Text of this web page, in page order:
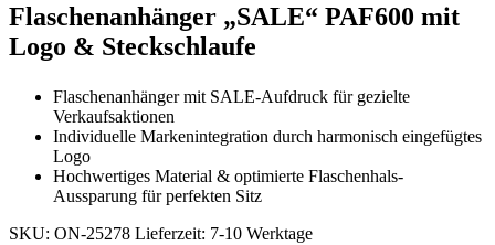
Flaschenanhänger „SALE“ PAF600 mit
Logo & Steckschlaufe
Flaschenanhänger mit SALE-Aufdruck für gezielte
Verkaufsaktionen
Individuelle Markenintegration durch harmonisch eingefügtes
Logo
Hochwertiges Material & optimierte Flaschenhals-
Aussparung für perfekten Sitz
SKU: ON-25278 Lieferzeit: 7-10 Werktage